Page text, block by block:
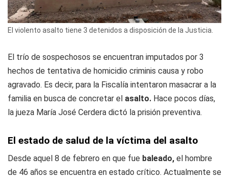
El violento asalto tiene 3 detenidos a disposición de la Justicia.
El trío de sospechosos se encuentran imputados por 3
hechos de tentativa de homicidio criminis causa y robo
agravado. Es decir, para la Fiscalía intentaron masacrar a la
familia en busca de concretar el asalto. Hace pocos días,
la jueza María José Cerdera dictó la prisión preventiva.
El estado de salud de la víctima del asalto
Desde aquel 8 de febrero en que fue baleado, el hombre
de 46 años se encuentra en estado crítico. Actualmente se